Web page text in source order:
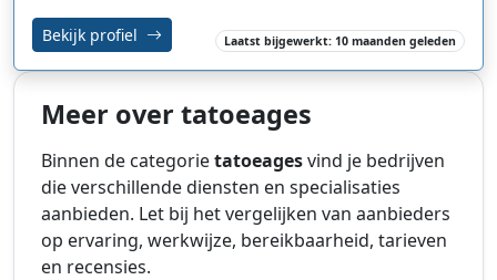
Bekijk profiel Laatst bijgewerkt: 10 maanden geleden
Meer over tatoeages
Binnen de categorietatoeagesvind je bedrijven
die verschillende diensten en specialisaties
aanbieden. Let bij het vergelijken van aanbieders
op ervaring, werkwijze, bereikbaarheid, tarieven
en recensies.